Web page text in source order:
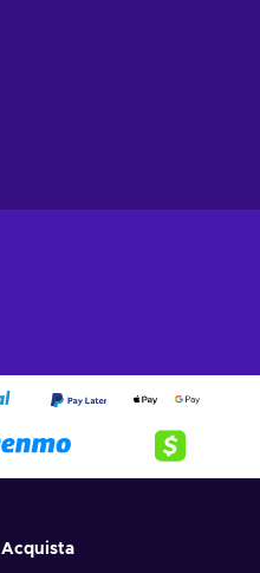
Acquista